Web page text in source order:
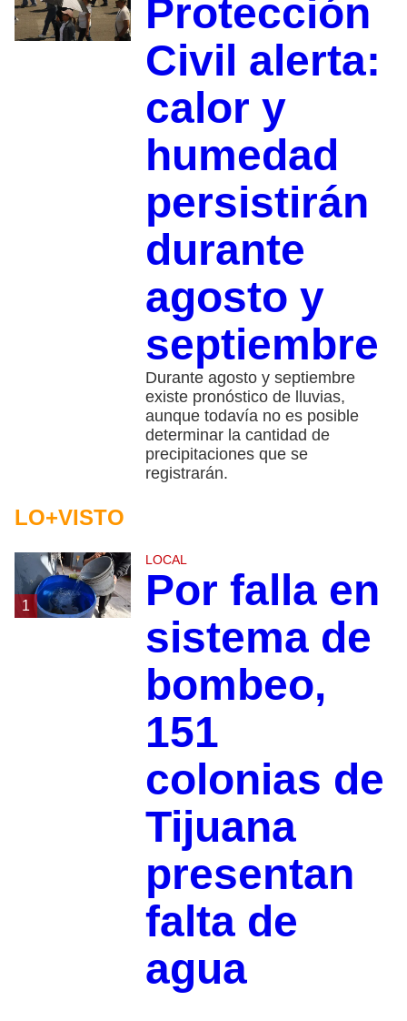
Protección
Civil alerta:
calor y
humedad
persistirán
durante
agosto y
septiembre
Durante agosto y septiembre
existe pronóstico de lluvias,
aunque todavía no es posible
determinar la cantidad de
precipitaciones que se
registrarán.
LO+VISTO
1
LOCAL
Por falla en
sistema de
bombeo,
151
colonias de
Tijuana
presentan
falta de
agua